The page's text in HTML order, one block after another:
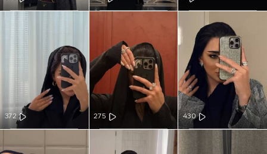
430
275
372